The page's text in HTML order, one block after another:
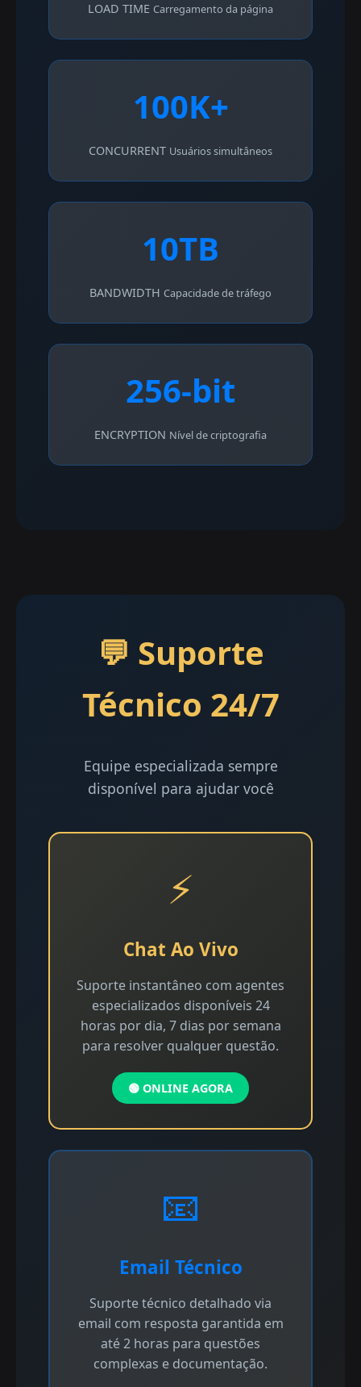
LOAD TIME Carregamento da página
100K+
CONCURRENT Usuários simultâneos
10TB
BANDWIDTH Capacidade de tráfego
256-bit
ENCRYPTION Nível de criptografia
💬 Suporte
Técnico 24/7
Equipe especializada sempre
disponível para ajudar você
⚡
Chat Ao Vivo
Suporte instantâneo com agentes
especializados disponíveis 24
horas por dia, 7 dias por semana
para resolver qualquer questão.
🟢 ONLINE AGORA
📧
Email Técnico
Suporte técnico detalhado via
email com resposta garantida em
até 2 horas para questões
complexas e documentação.